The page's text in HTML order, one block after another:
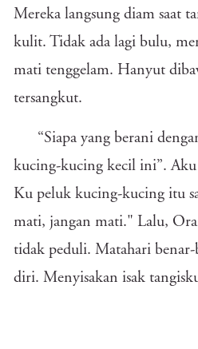
Mereka langsung diam saat
kulit. Tidak ada lagi bulu,
mati tenggelam. Hanyut
tersangkut.
“Siapa yang berani
kucing-kucing kecil ini”. Aku
Ku peluk kucing-kucing itu
mati, jangan mati." Lalu,
tidak peduli. Matahari benar-
diri. Menyisakan isak